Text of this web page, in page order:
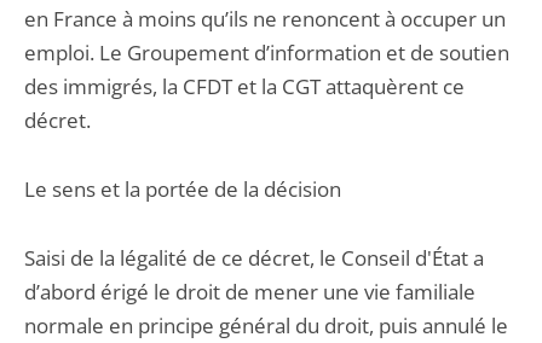
en France à moins qu’ils ne renoncent à occuper un
emploi. Le Groupement d’information et de soutien
des immigrés, la CFDT et la CGT attaquèrent ce
décret.
Le sens et la portée de la décision
Saisi de la légalité de ce décret, le Conseil d'État a
d’abord érigé le droit de mener une vie familiale
normale en principe général du droit, puis annulé le